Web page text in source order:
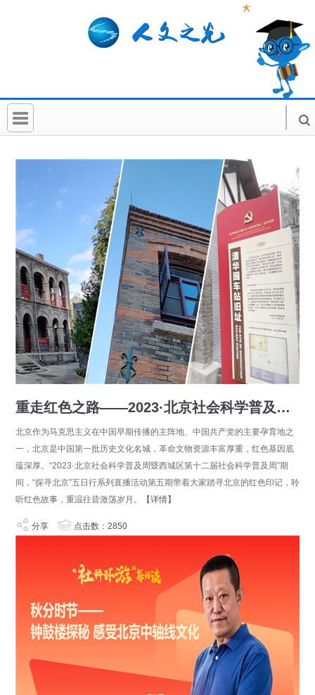
人文北京
社科卡片
社科讲堂
科普活动
重走红色之路——2023·北京社会科学普及周“探寻北京”五日行
北京作为马克思主义在中国早期传播的主阵地、中国共产党的主要孕育地之
一，北京是中国第一批历史文化名城，革命文物资源丰富厚重，红色基因底
蕴深厚。“2023·北京社会科学普及周暨西城区第十二届社会科学普及周”期
间，“探寻北京”五日行系列直播活动第五期带着大家踏寻北京的红色印记，聆
听红色故事，重温往昔激荡岁月。
【详情】
分享 点击数：2850